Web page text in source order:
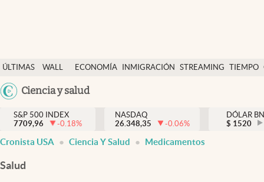
ÚLTIMAS
NOTICIAS
WALL
DÓLAR
ECONOMÍA INMIGRACIÓN STREAMING TIEMPO
México
Ciencia y salud
Finanzas y economía
Wall Street y dólar
Inmigración
S&P 500 INDEX
7709,96
-0.18%
NASDAQ
26.348,35
-0.06%
DÓLAR
$ 1520
Cronista USA Ciencia Y Salud Medicamentos
Salud